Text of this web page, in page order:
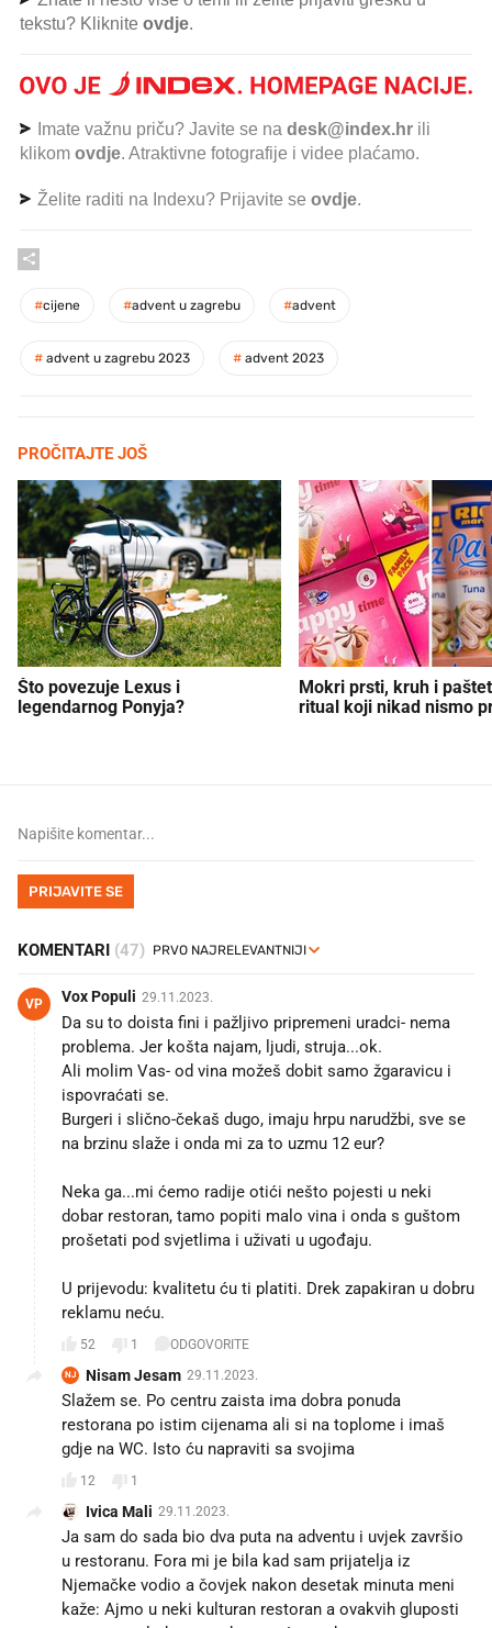
tekstu? Kliknite ovdje.
Imate važnu priču? Javite se na desk@index.hr ili
klikom ovdje. Atraktivne fotografije i videe plaćamo.
Želite raditi na Indexu? Prijavite se ovdje.
#cijene #advent u zagrebu #advent
# advent u zagrebu 2023 # advent 2023
PROČITAJTE JOŠ
Što povezuje Lexus i
legendarnog Ponyja?
Mokri prsti, kruh i
ritual koji nikad nismo
PRIJAVITE SE
KOMENTARI (47)
VP Vox Populi 29.11.2023.
Da su to doista fini i pažljivo pripremeni uradci- nema
problema. Jer košta najam, ljudi, struja...ok.
Ali molim Vas- od vina možeš dobit samo žgaravicu i
ispovraćati se.
Burgeri i slično-čekaš dugo, imaju hrpu narudžbi, sve se
na brzinu slaže i onda mi za to uzmu 12 eur?
Neka ga...mi ćemo radije otići nešto pojesti u neki
dobar restoran, tamo popiti malo vina i onda s guštom
prošetati pod svjetlima i uživati u ugođaju.
U prijevodu: kvalitetu ću ti platiti. Drek zapakiran u dobru
reklamu neću.
52 1 ODGOVORITE
NJ Nisam Jesam 29.11.2023.
Slažem se. Po centru zaista ima dobra ponuda
restorana po istim cijenama ali si na toplome i imaš
gdje na WC. Isto ću napraviti sa svojima
12 1
Ivica Mali 29.11.2023.
Ja sam do sada bio dva puta na adventu i uvjek završio
u restoranu. Fora mi je bila kad sam prijatelja iz
Njemačke vodio a čovjek nakon desetak minuta meni
kaže: Ajmo u neki kulturan restoran a ovakvih gluposti